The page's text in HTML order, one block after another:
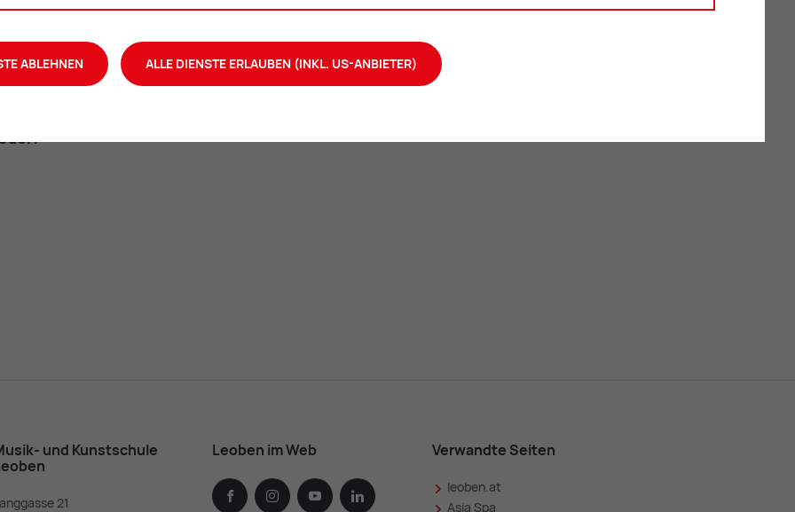
und Kunst­schu­le
21
Leoben im Web
facebook instagramyoutube linkedin
Verwandte Seiten
leoben.at
Asia Spa
ABLEHNEN ALLE DIENSTE ERLAUBEN (INKL. US-ANBIETER)